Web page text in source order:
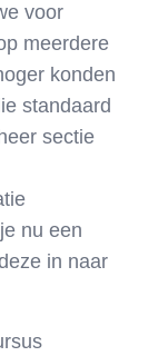
voor
meerdere
konden
standaard
sectie
nu een
in naar